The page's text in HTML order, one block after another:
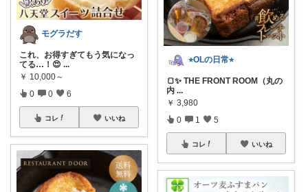
モグラだす
これ、お得すぎてもう気になっ
てる…！😍 ...
￥ 10,000～
0 0 6
コレ いいね
⭐︎OLの日常⭐︎
🍞✨ THE FRONT ROOM（丸の
内 ...
￥ 3,980
0 1 5
コレ いいね